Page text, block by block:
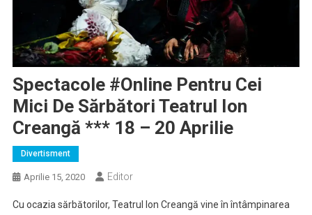
Spectacole #online Pentru Cei
Mici De Sărbători Teatrul Ion
Creangă *** 18 – 20 Aprilie
Divertisment
Aprilie 15, 2020 Editor
Cu ocazia sărbătorilor, Teatrul Ion Creangă vine în întâmpinarea